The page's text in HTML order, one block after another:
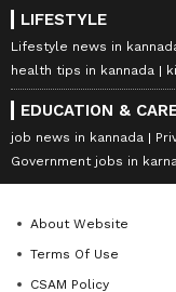
LIFESTYLE
Lifestyle news in
health tips in kannada
EDUCATION &
job news in kannada
Government jobs in
About Website
Terms Of Use
CSAM Policy